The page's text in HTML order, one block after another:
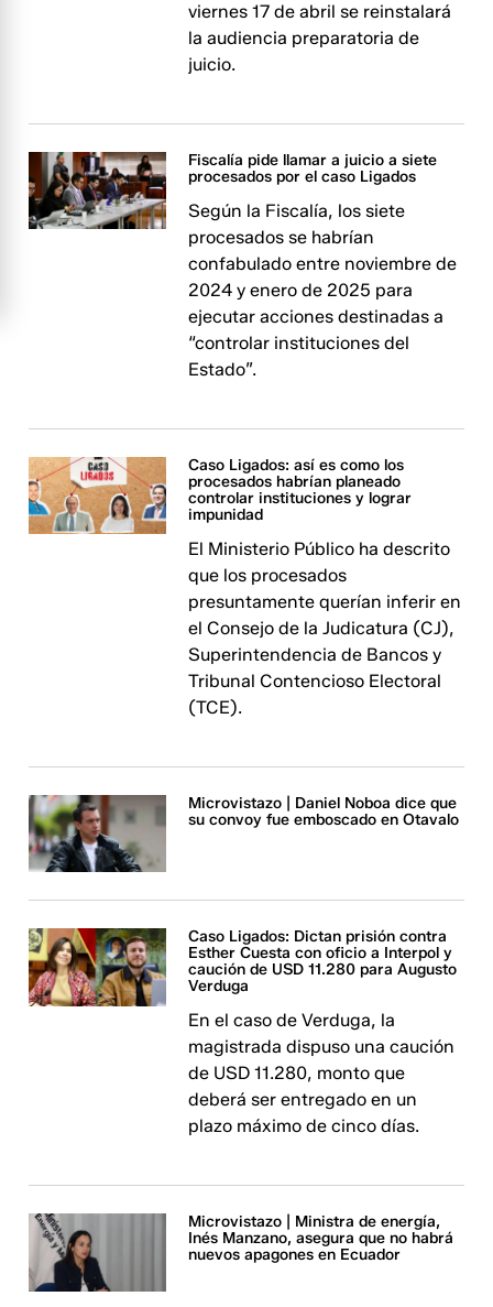
viernes 17 de abril se reinstalará
la audiencia preparatoria de
juicio.
Fiscalía pide llamar a juicio a siete
procesados por el caso Ligados
Según la Fiscalía, los siete
procesados se habrían
confabulado entre noviembre de
2024 y enero de 2025 para
ejecutar acciones destinadas a
“controlar instituciones del
Estado”.
Caso Ligados: así es como los
procesados habrían planeado
controlar instituciones y lograr
impunidad
El Ministerio Público ha descrito
que los procesados
presuntamente querían inferir en
el Consejo de la Judicatura (CJ),
Superintendencia de Bancos y
Tribunal Contencioso Electoral
(TCE).
Microvistazo | Daniel Noboa dice que
su convoy fue emboscado en Otavalo
Caso Ligados: Dictan prisión contra
Esther Cuesta con oficio a Interpol y
caución de USD 11.280 para Augusto
Verduga
En el caso de Verduga, la
magistrada dispuso una caución
de USD 11.280, monto que
deberá ser entregado en un
plazo máximo de cinco días.
Microvistazo | Ministra de energía,
Inés Manzano, asegura que no habrá
nuevos apagones en Ecuador